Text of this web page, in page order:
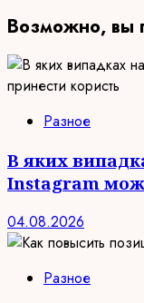
Возможно, вы
Разное
В яких
Instagram
04.08.2026
Разное